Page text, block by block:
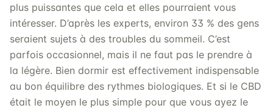
plus puissantes que cela et elles pourraient vous
intéresser. D’après les experts, environ 33 % des gens
seraient sujets à des troubles du sommeil. C’est
parfois occasionnel, mais il ne faut pas le prendre à
la légère. Bien dormir est effectivement indispensable
au bon équilibre des rythmes biologiques. Et si le CBD
était le moyen le plus simple pour que vous ayez le